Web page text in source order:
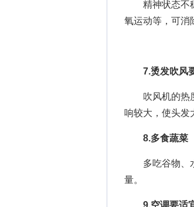
精神状态不稳
氧运动等，可消
7.烫发吹风
吹风机的热度
响较大，使头发
8.多食蔬菜
多吃谷物、水
量。
9.空调要适